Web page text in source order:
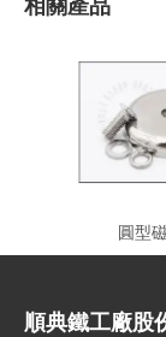
相關產品
圓型
順典鐵工廠股